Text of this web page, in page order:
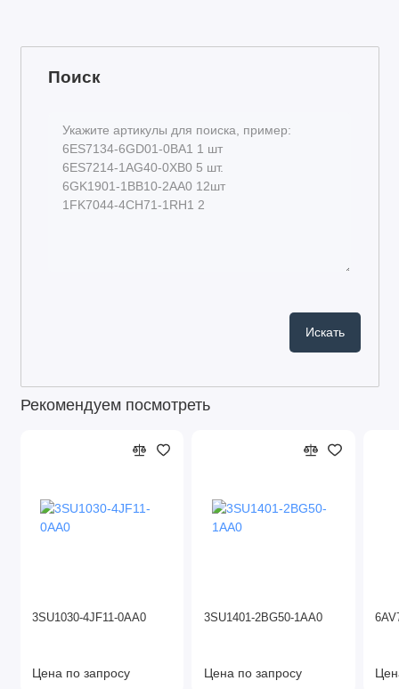
Поиск
Рекомендуем посмотреть
3SU1030-4JF11-0AA0
Цена по запросу
3SU1401-2BG50-1AA0
Цена по запросу